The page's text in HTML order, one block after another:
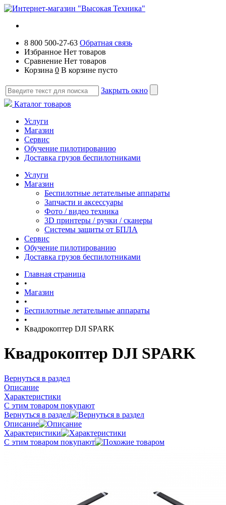
8 800 500-27-63 Обратная связь
Избранное Нет товаров
Сравнение Нет товаров
Корзина 0 В корзине пусто
Закрыть окно
Каталог товаров
Услуги
Магазин
Сервис
Обучение пилотированию
Доставка грузов беспилотниками
Услуги
Магазин
Беспилотные летательные аппараты
Запчасти и аксессуары
Фото / видео техника
3D принтеры / ручки / сканеры
Системы защиты от БПЛА
Сервис
Обучение пилотированию
Доставка грузов беспилотниками
Главная страница
•
Магазин
•
Беспилотные летательные аппараты
•
Квадрокоптер DJI SPARK
Квадрокоптер DJI SPARK
Вернуться в раздел
Описание
Характеристики
С этим товаром покупают
Вернуться в раздел
Описание
Характеристики
С этим товаром покупают